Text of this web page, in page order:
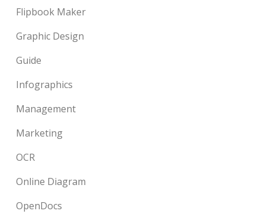
Flipbook Maker
Graphic Design
Guide
Infographics
Management
Marketing
OCR
Online Diagram
OpenDocs